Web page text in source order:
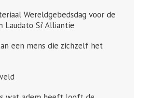
Wereldgebedsdag voor de
Laudato Si’ Alliantie
een mens die zichzelf het